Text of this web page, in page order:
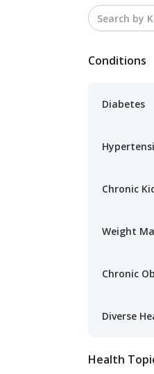
Conditions
Diabetes
Chronic
Weight
Chronic
Diverse
Health